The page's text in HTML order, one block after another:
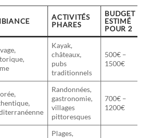
ACTIVITÉS
PHARES
BUDGET
ESTIMÉ
POUR 2
Kayak,
châteaux,
pubs
traditionnels
500€ –
1500€
Randonnées,
gastronomie,
villages
pittoresques
700€ –
1200€
Plages,